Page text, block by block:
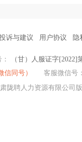
诉与建议 用户协议 隐
（甘）人服证字[2022]
信同号） 客服微信号：
陇聘人力资源有限公司